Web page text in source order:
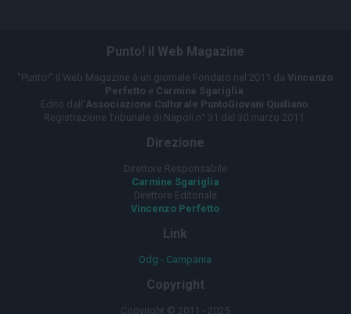
Punto! il Web Magazine
"Punto!" il Web Magazine è un giornale Fondato nel 2011 da Vincenzo
Perfetto e Carmine Sgariglia
Edito dall'Associazione Culturale PuntoGiovani Qualiano
Registrazione Tribunale di Napoli n° 31 del 30 marzo 2011.
Direzione
Direttore Responsabile
Carmine Sgariglia
Direttore Editoriale
Vincenzo Perfetto
Link
Odg - Campania
Copyright
Copyright © 2011 - 2025